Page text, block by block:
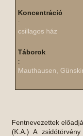
Koncentráció
:
csillagos ház
Táborok
:
Mauthausen,
Fentnevezettek
(K.A.) A